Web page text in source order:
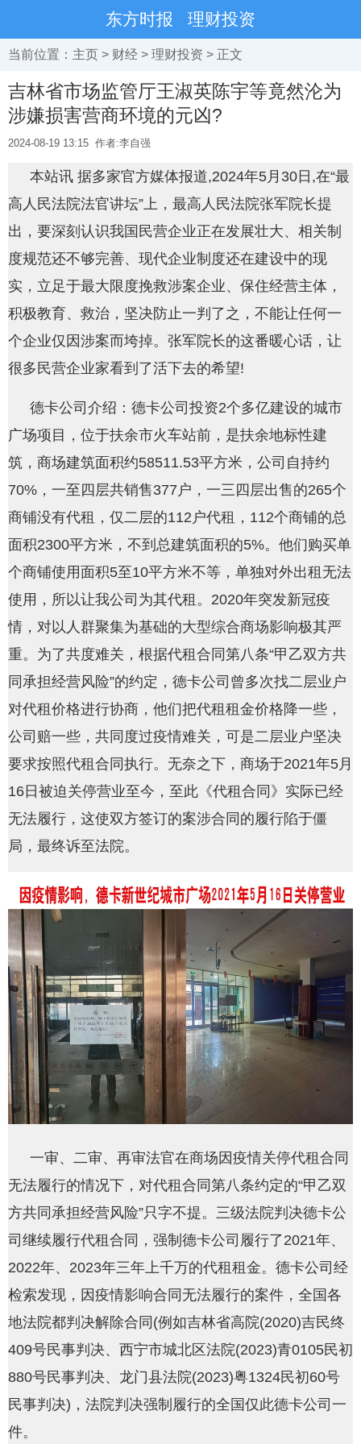
东方时报 理财投资
当前位置： 主页 > 财经 > 理财投资 > 正文
吉林省市场监管厅王淑英陈宇等竟然沦为
涉嫌损害营商环境的元凶?
2024-08-19 13:15 作者:李自强
本站讯 据多家官方媒体报道,2024年5月30日,在“最
高人民法院法官讲坛”上，最高人民法院张军院长提
出，要深刻认识我国民营企业正在发展壮大、相关制
度规范还不够完善、现代企业制度还在建设中的现
实，立足于最大限度挽救涉案企业、保住经营主体，
积极教育、救治，坚决防止一判了之，不能让任何一
个企业仅因涉案而垮掉。张军院长的这番暖心话，让
很多民营企业家看到了活下去的希望!
德卡公司介绍：德卡公司投资2个多亿建设的城市
广场项目，位于扶余市火车站前，是扶余地标性建
筑，商场建筑面积约58511.53平方米，公司自持约
70%，一至四层共销售377户，一三四层出售的265个
商铺没有代租，仅二层的112户代租，112个商铺的总
面积2300平方米，不到总建筑面积的5%。他们购买单
个商铺使用面积5至10平方米不等，单独对外出租无法
使用，所以让我公司为其代租。2020年突发新冠疫
情，对以人群聚集为基础的大型综合商场影响极其严
重。为了共度难关，根据代租合同第八条“甲乙双方共
同承担经营风险”的约定，德卡公司曾多次找二层业户
对代租价格进行协商，他们把代租租金价格降一些，
公司赔一些，共同度过疫情难关，可是二层业户坚决
要求按照代租合同执行。无奈之下，商场于2021年5月
16日被迫关停营业至今，至此《代租合同》实际已经
无法履行，这使双方签订的案涉合同的履行陷于僵
局，最终诉至法院。
一审、二审、再审法官在商场因疫情关停代租合同
无法履行的情况下，对代租合同第八条约定的“甲乙双
方共同承担经营风险”只字不提。三级法院判决德卡公
司继续履行代租合同，强制德卡公司履行了2021年、
2022年、2023年三年上千万的代租租金。德卡公司经
检索发现，因疫情影响合同无法履行的案件，全国各
地法院都判决解除合同(例如吉林省高院(2020)吉民终
409号民事判决、西宁市城北区法院(2023)青0105民初
880号民事判决、龙门县法院(2023)粤1324民初60号
民事判决)，法院判决强制履行的全国仅此德卡公司一
件。